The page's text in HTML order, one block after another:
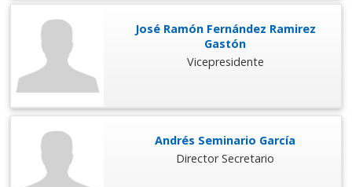
José Ramón Fernández Ramirez
Gastón
Vicepresidente
Andrés Seminario García
Director Secretario